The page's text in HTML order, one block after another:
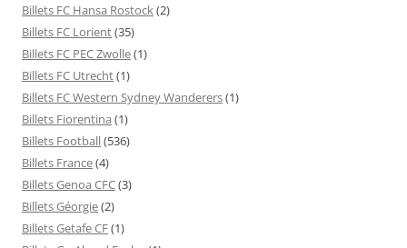
Billets FC Hansa Rostock(2)
Billets FC Lorient(35)
Billets FC PEC Zwolle(1)
Billets FC Utrecht(1)
Billets FC Western Sydney Wanderers(1)
Billets Fiorentina (1)
Billets Football(536)
Billets France(4)
Billets Genoa CFC(3)
Billets Géorgie(2)
Billets Getafe CF(1)